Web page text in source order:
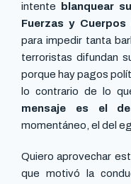
intente
blanquear
Fuerzas y Cuerpos
para impedir tanta
terroristas difundan
porque hay pagos
lo contrario de lo
mensaje es el
momentáneo, el del
Quiero aprovechar
que motivó la